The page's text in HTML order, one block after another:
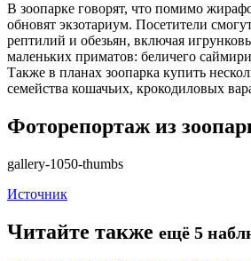
В зоопарке говорят, что помимо
обновят экзотариум. Посетители
рептилий и обезьян, включая
маленьких приматов: беличего
Также в планах зоопарка купить
семейства кошачьих, крокодиловых
Фоторепортаж из
gallery-1050-thumbs
Источник
Читайте также ещё 5